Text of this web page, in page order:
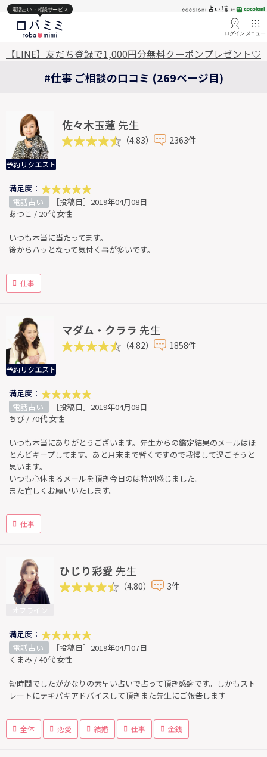
電話占い・相談サービス
ログイン メニュー
【LINE】友だち登録で1,000円分無料クーポンプレゼント♡
#仕事 ご相談の口コミ (269ページ目)
予約リクエスト
佐々木玉蓮 先生
（4.83） 2363件
満足度：
電話占い
［投稿日］2019年04月08日
あつこ / 20代 女性
いつも本当に当たってます。
後からハッとなって気付く事が多いです。
仕事
予約リクエスト
マダム・クララ 先生
（4.82） 1858件
満足度：
電話占い
［投稿日］2019年04月08日
ちび / 70代 女性
いつも本当にありがとうございます。先生からの鑑定結果のメールはほ
とんどキープしてます。あと月末まで暫くですので我慢して過ごそうと
思います。
いつも心休まるメールを頂き今日のは特別感じました。
また宜しくお願いいたします。
仕事
ひじり彩愛 先生
（4.80） 3件
満足度：
電話占い
［投稿日］2019年04月07日
くまみ / 40代 女性
短時間でしたがかなりの素早い占いで占って頂き感謝です。しかもスト
レートにテキパキアドバイスして頂きまた先生にご報告します
全体 恋愛 結婚 仕事 金銭